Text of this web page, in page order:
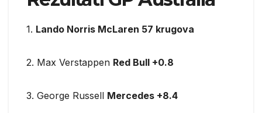
1. Lando Norris McLaren 57 krugova
2. Max Verstappen Red Bull +0.8
3. George Russell Mercedes +8.4